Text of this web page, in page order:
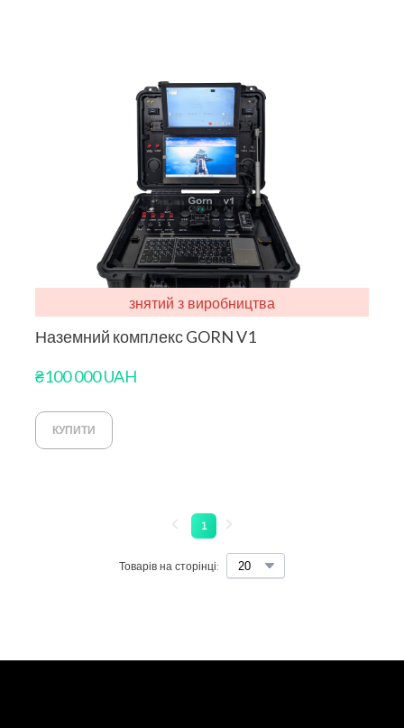
знятий з виробництва
Наземний комплекс GORN V1
₴100 000 UAH
КУПИТИ
Товарів на сторінці:
1